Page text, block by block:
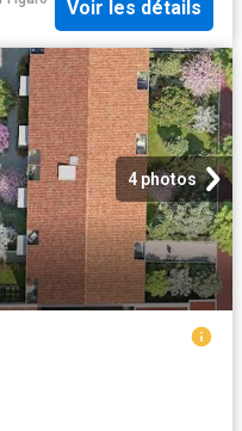
Voir les détails
4 photos